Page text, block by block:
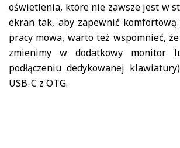
oświetlenia, które nie zawsze jest w
ekran tak, aby zapewnić komfortową
pracy mowa, warto też wspomnieć,
zmienimy w dodatkowy monitor
podłączeniu dedykowanej
USB-C z OTG.